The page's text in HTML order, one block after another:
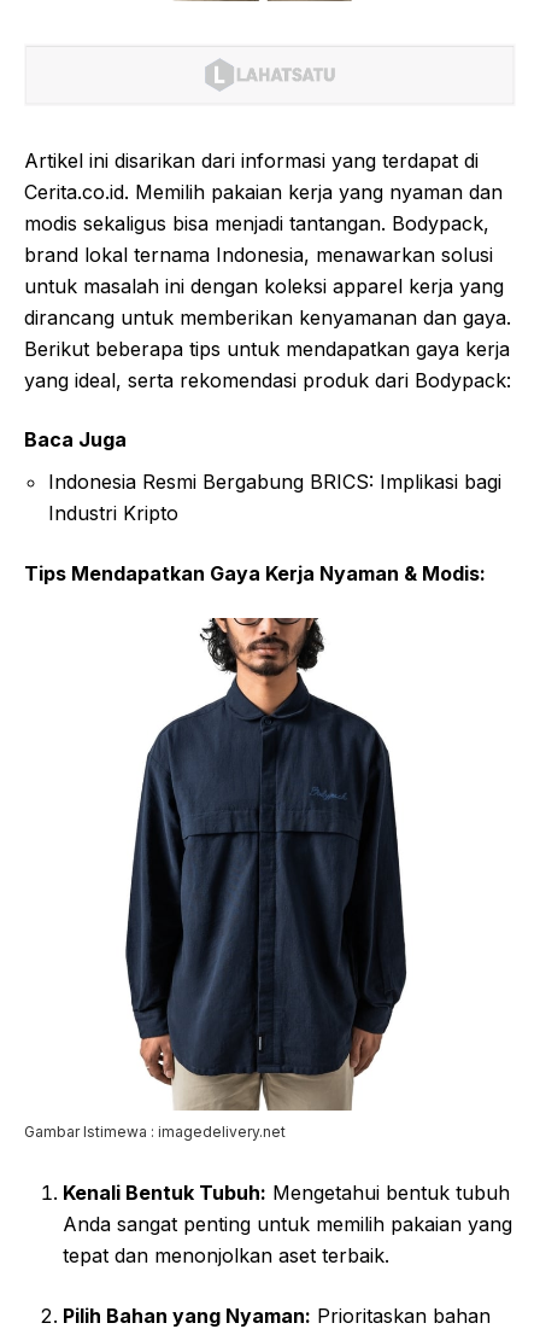
Artikel ini disarikan dari informasi yang terdapat di
Cerita.co.id. Memilih pakaian kerja yang nyaman dan
modis sekaligus bisa menjadi tantangan. Bodypack,
brand lokal ternama Indonesia, menawarkan solusi
untuk masalah ini dengan koleksi apparel kerja yang
dirancang untuk memberikan kenyamanan dan gaya.
Berikut beberapa tips untuk mendapatkan gaya kerja
yang ideal, serta rekomendasi produk dari Bodypack:
Baca Juga
Indonesia Resmi Bergabung BRICS: Implikasi bagi
Industri Kripto
Tips Mendapatkan Gaya Kerja Nyaman & Modis:
Gambar Istimewa : imagedelivery.net
Kenali Bentuk Tubuh: Mengetahui bentuk tubuh
Anda sangat penting untuk memilih pakaian yang
tepat dan menonjolkan aset terbaik.
Pilih Bahan yang Nyaman: Prioritaskan bahan